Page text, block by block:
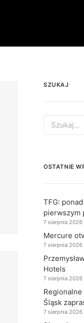
SZUKAJ
for:
OSTATNIE
TFG:
pierwszym
7 sierpnia 2026
Mercure
7 sierpnia 2026
Hotels
7 sierpnia 2026
Regionalne
Śląsk
7 sierpnia 2026